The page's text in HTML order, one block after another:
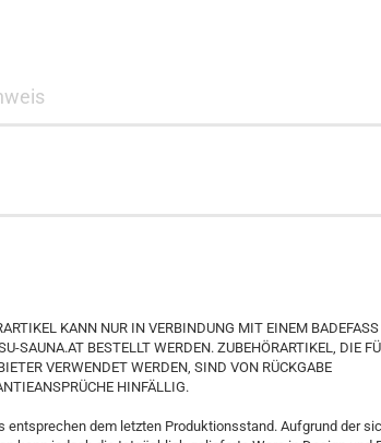
KANN NUR IN VERBINDUNG MIT EINEM
SAUNA.AT BESTELLT WERDEN. ZUBEHÖRARTIKEL, DIE
VERWENDET WERDEN, SIND VON RÜCKGABE
HINFÄLLIG.
entsprechen dem letzten Produktionsstand. Aufgrund der